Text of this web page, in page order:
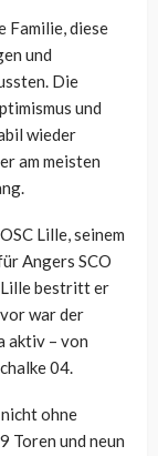
Familie, diese
und
Die
und
wieder
am meisten
Lille, seinem
Angers SCO
bestritt er
war der
aktiv – von
04.
ohne
Toren und neun